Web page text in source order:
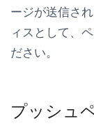
ージが送信さ
ィスとして、
ださい。
プッシュ